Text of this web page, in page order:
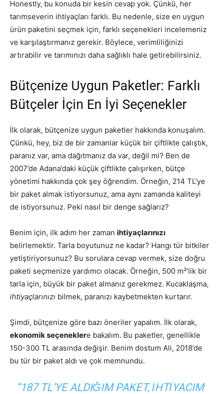
Honestly, bu konuda bir kesin cevap yok. Çünkü, her
tarımseverin ihtiyaçları farklı. Bu nedenle, size en uygun
ürün paketini seçmek için, farklı seçenekleri incelemeniz
ve karşılaştırmanız gerekir. Böylece, verimliliğinizi
artırabilir ve tarımınızı daha sağlıklı hale getirebilirsiniz.
Bütçenize Uygun Paketler: Farklı
Bütçeler İçin En İyi Seçenekler
İlk olarak, bütçenize uygun paketler hakkında konuşalım.
Çünkü, hey, biz de bir zamanlar küçük bir çiftlikte çalıştık,
paranız var, ama dağıtmanız da var, değil mi? Ben de
2007’de Adana’daki küçük çiftlikte çalışırken, bütçe
yönetimi hakkında çok şey öğrendim. Örneğin, 214 TL’ye
bir paket almak istiyorsunuz, ama aynı zamanda kaliteyi
de istiyorsunuz. Peki nasıl bir denge sağlarız?
Benim için, ilk adım her zaman ihtiyaçlarınızı
belirlemektir. Tarla boyutunuz ne kadar? Hangı tür bitkiler
yetiştiriyorsunuz? Bu sorulara cevap vermek, size doğru
paketi seçmenize yardımcı olacak. Örneğin, 500 m²’lik bir
tarla için, büyük bir paket almanız gerekmez. Kucaklaşma,
ihtiyaçlarınızı bilmek, paranızı kaybetmekten kurtarır.
Şimdi, bütçenize göre bazı öneriler yapalım. İlk olarak,
ekonomik seçeneklere bakalım. Bu paketler, genellikle
150-300 TL arasında değişir. Benim dostum Ali, 2018’de
bu tür bir paket aldı ve çok memnundu.
“187 TL’YE ALDIĞIM PAKET, IHTIYACIM